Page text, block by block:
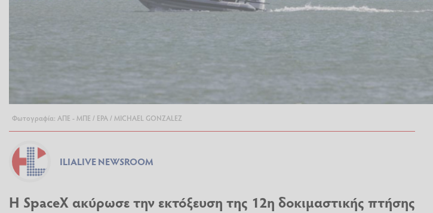
Φωτογραφία: ΑΠΕ - ΜΠΕ / EPA / MICHAEL GONZALEZ
ILIALIVE NEWSROOM
Η SpaceX ακύρωσε την εκτόξευση της 12η δοκιμαστικής πτήσης